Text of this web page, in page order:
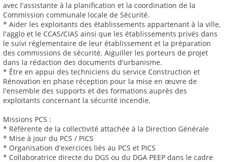
avec l'assistante à la planification et la coordination de la
Commission communale locale de Sécurité.
* Aider les exploitants des établissements appartenant à la ville,
l'agglo et le CCAS/CIAS ainsi que les établissements privés dans
le suivi réglementaire de leur établissement et la préparation
des commissions de sécurité. Aiguiller les porteurs de projet
dans la rédaction des documents d'urbanisme.
* Être en appui des techniciens du service Construction et
Rénovation en phase réception pour la mise en œuvre de
l'ensemble des supports et des formations auprès des
exploitants concernant la sécurité incendie.
Missions PCS :
* Référente de la collectivité attachée à la Direction Générale
* Mise à jour du PCS / PICS
* Organisation d'exercices liés au PCS et PICS
* Collaboratrice directe du DGS ou du DGA PEEP dans le cadre